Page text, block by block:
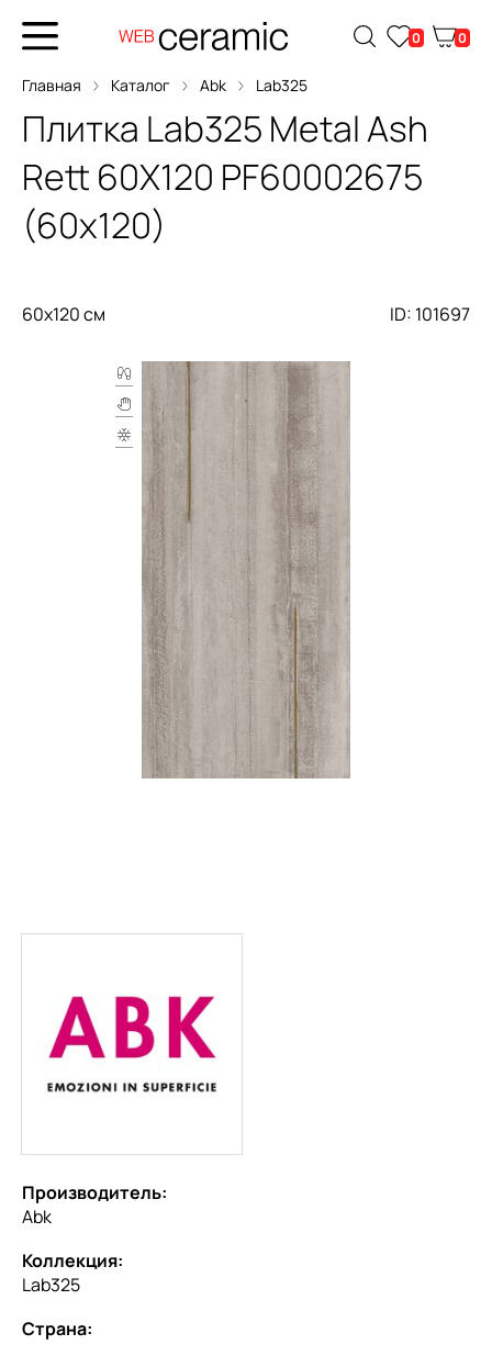
0 0
Главная Каталог Abk Lab325
Плитка Lab325 Metal Ash
Rett 60X120 PF60002675
(60x120)
60x120 см ID: 101697
Производитель:
Abk
Коллекция:
Lab325
Страна: